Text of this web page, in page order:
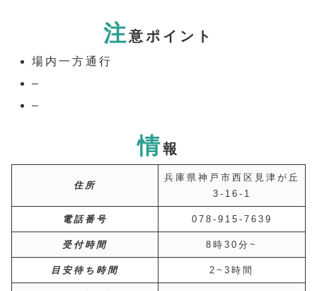
注 意ポイント
場内一方通行
–
–
情報
住所
兵庫県神戸市西区見津が丘
3-16-1
電話番号 078-915-7639
受付時間 8時30分~
目安待ち時間 2~3時間